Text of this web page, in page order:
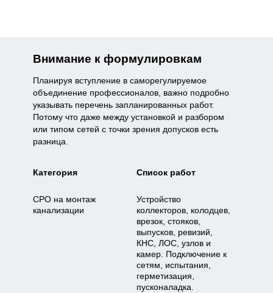
Внимание к формулировкам
Планируя вступление в саморегулируемое
объединение профессионалов, важно подробно
указывать перечень запланированных работ.
Потому что даже между установкой и разбором
или типом сетей с точки зрения допусков есть
разница.
Категория Список работ
СРО на монтаж
канализации
Устройство
коллекторов, колодцев,
врезок, стояков,
выпусков, ревизий,
КНС, ЛОС, узлов и
камер. Подключение к
сетям, испытания,
герметизация,
пусконаладка.